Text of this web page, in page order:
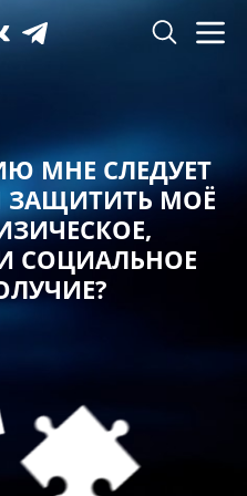
МНЕ СЛЕДУЕТ
ЗАЩИТИТЬ МОЁ
СОЦИАЛЬНОЕ